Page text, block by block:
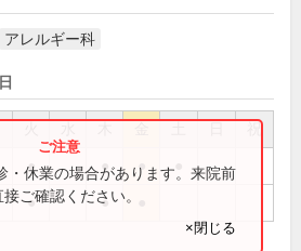
アレルギー科
祝
● ● ●
● ●
・休業の場合があります。来院前
ご確認ください。
×閉じる